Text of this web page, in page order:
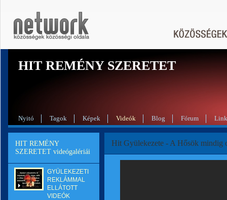
HIT REMÉNY SZERETET
Nyitó Tagok Képek Videók Blog Fórum
HIT REMÉNY
SZERETET videógalériái
GYÜLEKEZETI
REKLÁMMAL
ELLÁTOTT
VIDEÓK
Hit Gyülekezete - A Hősök mindig